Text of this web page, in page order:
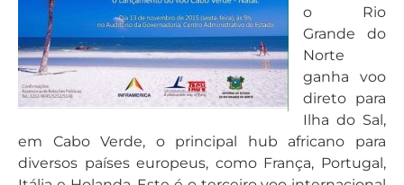
o Rio
Grande do
Norte
ganha voo
direto para
Ilha do Sal,
em Cabo Verde, o principal hub africano para
diversos países europeus, como França, Portugal,